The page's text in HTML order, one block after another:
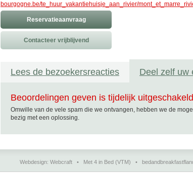
bourgogne.be/te_huur_vakantiehuisje_aan_rivier/
Reservatieaanvraag
Contacteer vrijblijvend
Lees de bezoekersreacties Deel zelf uw
Beoordelingen geven is tijdelijk uitgeschakeld
Omwille van de vele spam die we ontvangen, hebben we de
bezig met een oplossing.
Webdesign: Webcraft • Met 4 in Bed (VTM) •